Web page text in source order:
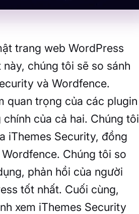
trang web WordPress
chúng tôi sẽ so sánh
và Wordfence.
quan trọng của các plugin
của cả hai. Chúng tôi
iThemes Security, đồng
Chúng tôi so
phản hồi của người
tốt nhất. Cuối cùng,
xem iThemes Security